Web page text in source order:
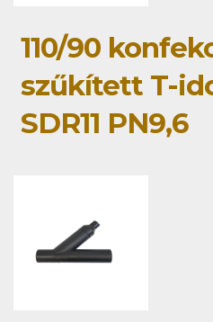
110/90
szűkített T-
SDR11 PN9,6